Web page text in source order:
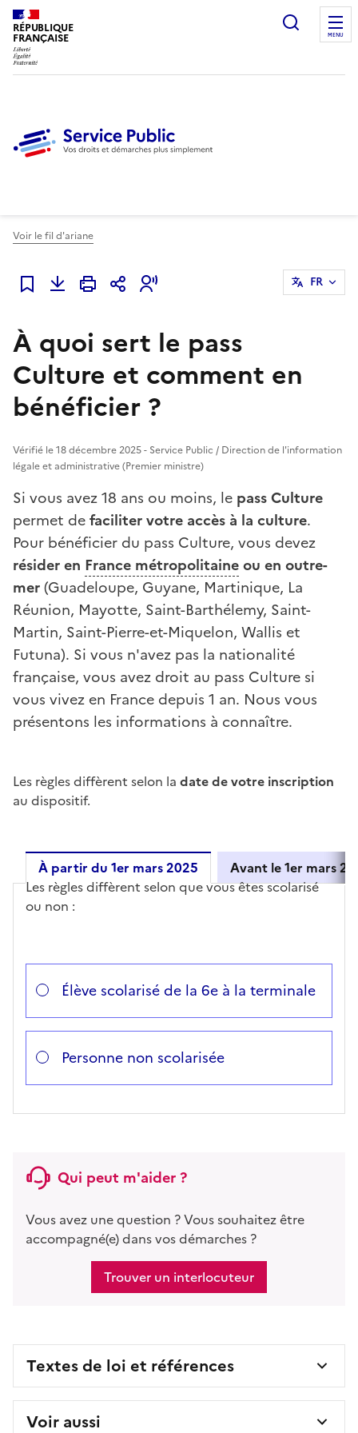
RÉPUBLIQUE
FRANÇAISE
Ouvrir
MENU
Voir le fil d'ariane
Ajouter à mes favoris
FR
À quoi sert le pass
Culture et comment en
bénéficier ?
Vérifié le 18 décembre 2025 - Service Public / Direction de l'information
légale et administrative (Premier ministre)
Si vous avez 18 ans ou moins, le pass Culture
permet defaciliter votre accès à la culture.
Pour bénéficier du pass Culture, vous devez
résider en France métropolitaineou en outre-
mer(Guadeloupe, Guyane, Martinique, La
Réunion, Mayotte, Saint-Barthélemy, Saint-
Martin, Saint-Pierre-et-Miquelon, Wallis et
Futuna). Si vous n'avez pas la nationalité
française, vous avez droit au pass Culture si
vous vivez en France depuis 1 an. Nous vous
présentons les informations à connaître.
Les règles diffèrent selon la date de votre inscription
au dispositif.
À partir du 1er mars 2025 Avant le 1er mars
À partir du 1er mars 2025
Les règles diffèrent selon que vous êtes scolarisé
ou non :
Répondez aux questions successives et les réponses
Vous avez choisi
Élève scolarisé de la 6e à la terminale
Personne non scolarisée
Qui peut m'aider ?
Vous avez une question ? Vous souhaitez être
accompagné(e) dans vos démarches ?
Trouver un interlocuteur
Textes de loi et références
Voir aussi